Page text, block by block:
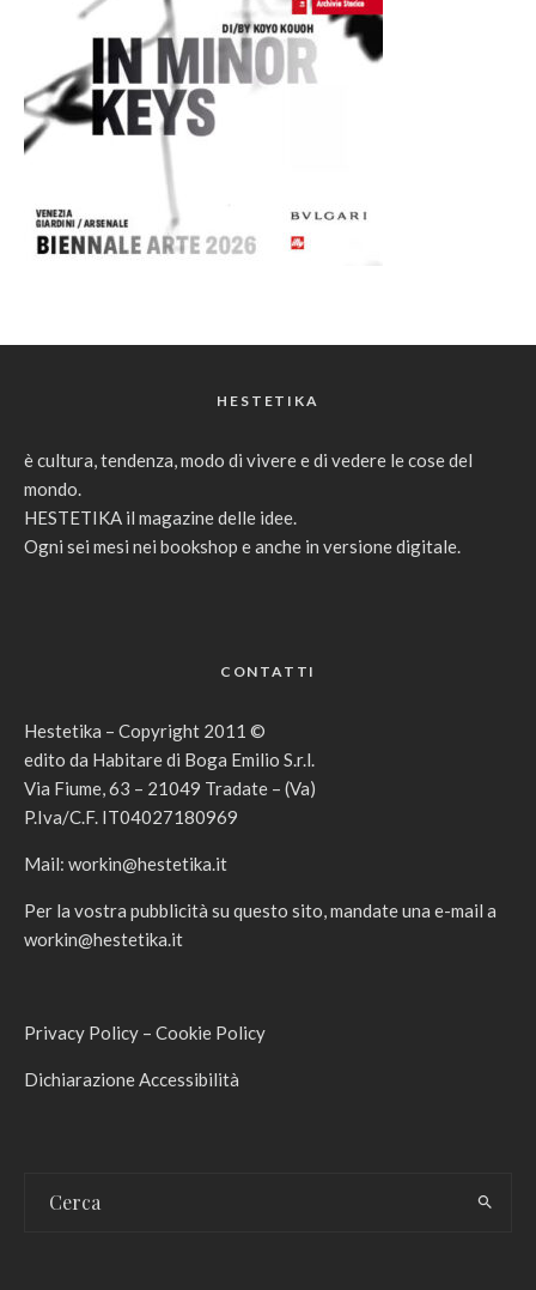
HESTETIKA
è cultura, tendenza, modo di vivere e di vedere le cose del
mondo.
HESTETIKA il magazine delle idee.
Ogni sei mesi nei bookshop e anche in versione digitale.
CONTATTI
Hestetika – Copyright 2011 ©
edito da Habitare di Boga Emilio S.r.l.
Via Fiume, 63 – 21049 Tradate – (Va)
P.Iva/C.F. IT04027180969
Mail: workin@hestetika.it
Per la vostra pubblicità su questo sito, mandate una e-mail a
workin@hestetika.it
Privacy Policy – Cookie Policy
Dichiarazione Accessibilità